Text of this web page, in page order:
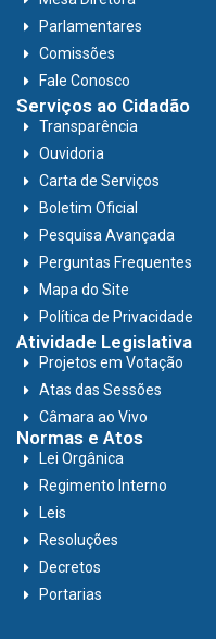
Parlamentares
Comissões
Fale Conosco
Serviços ao Cidadão
Transparência
Ouvidoria
Carta de Serviços
Boletim Oficial
Pesquisa Avançada
Perguntas Frequentes
Mapa do Site
Política de Privacidade
Atividade Legislativa
Projetos em Votação
Atas das Sessões
Câmara ao Vivo
Normas e Atos
Lei Orgânica
Regimento Interno
Leis
Resoluções
Decretos
Portarias